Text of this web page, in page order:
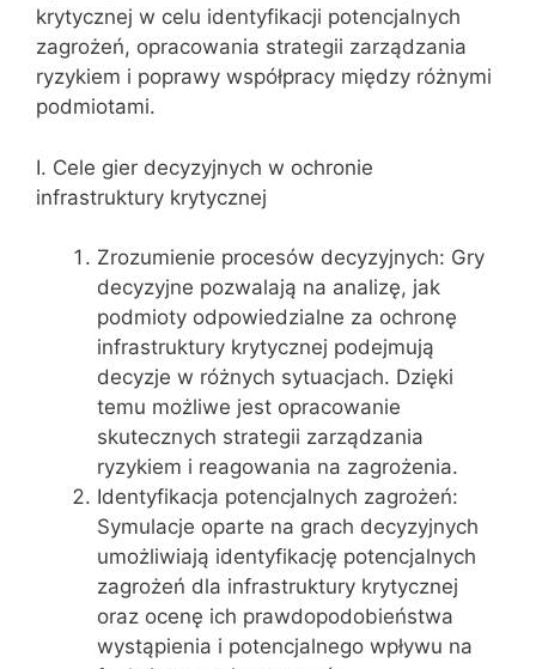
krytycznej w celu identyfikacji potencjalnych
zagrożeń, opracowania strategii zarządzania
ryzykiem i poprawy współpracy między różnymi
podmiotami.
I. Cele gier decyzyjnych w ochronie
infrastruktury krytycznej
Zrozumienie procesów decyzyjnych: Gry
decyzyjne pozwalają na analizę, jak
podmioty odpowiedzialne za ochronę
infrastruktury krytycznej podejmują
decyzje w różnych sytuacjach. Dzięki
temu możliwe jest opracowanie
skutecznych strategii zarządzania
ryzykiem i reagowania na zagrożenia.
Identyfikacja potencjalnych zagrożeń:
Symulacje oparte na grach decyzyjnych
umożliwiają identyfikację potencjalnych
zagrożeń dla infrastruktury krytycznej
oraz ocenę ich prawdopodobieństwa
wystąpienia i potencjalnego wpływu na